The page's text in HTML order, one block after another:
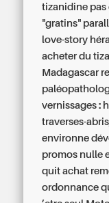
tizanidine pas
"gratins"
love-story
acheter du
Madagascar
vernissages :
traverses-
environne
promos nulle
quit achat
ordonnance